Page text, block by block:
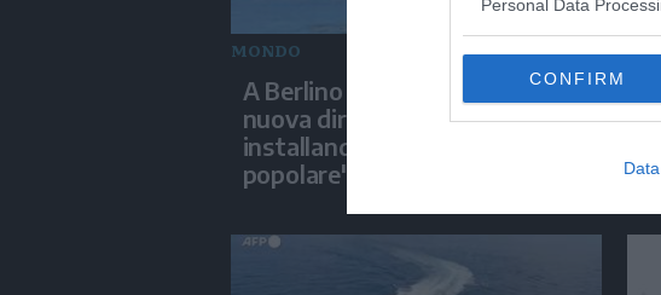
Personal Data
CONFIRM
MONDO
A Berlino un teatro inaugura
nuova direzione artistica
installando una "piscina
popolare"